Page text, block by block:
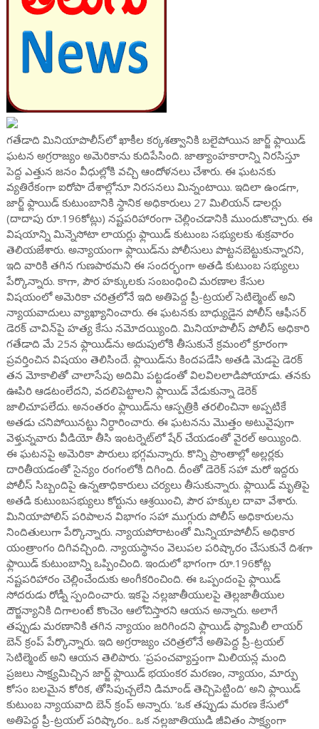
గతేడాది మినియాపొలీస్‌లో ఖాకీల కర్కశత్వానికి బలైపోయిన జార్జ్ ఫ్లాయిడ్
ఘటన అగ్రరాజ్యం అమెరికాను కుదిపేసింది. జాత్యాంహకారాన్ని నిరసిస్తూ
పెద్ద ఎత్తున జనం వీధుల్లోకి వచ్చి ఆందోళనలు చేశారు. ఈ ఘటనకు
వ్యతిరేకంగా ఐరోపా దేశాల్లోనూ నిరసనలు మిన్నంటాయి. ఇదిలా ఉండగా,
జార్జ్ ఫ్లాయిడ్ కుటుంబానికి స్థానిక అధికారులు 27 మిలియన్ డాలర్లు
(దాదాపు రూ.196కోట్లు) నష్టపరిహారంగా చెల్లించడానికి ముందుకొచ్చారు. ఈ
విషయాన్ని మిన్నెసోటా లాయర్లు ఫ్లాయిడ్ కుటుంబ సభ్యులకు శుక్రవారం
తెలియజేశారు. అన్యాయంగా ఫ్లాయిడ్‌ను పోలీసులు పొట్టనబెట్టుకున్నారని,
ఇది వారికి తగిన గుణపాఠమని ఈ సందర్భంగా అతడి కుటుంబ సభ్యులు
పేర్కొన్నారు. కాగా, పౌర హక్కులకు సంబంధించి మరణాల కేసుల
విషయంలో అమెరికా చరిత్రలోనే ఇది అతిపెద్ద ప్రీ-ట్రయల్ సెటిల్మెంట్ అని
న్యాయవాదులు వ్యాఖ్యానించారు. ఈ ఘటనకు బాధ్యుడైన పోలీస్ ఆఫీసర్
డెరక్ చావిన్‌పై హత్య కేసు నమోదయ్యింది. మినియాపొలీస్ పోలీస్ అధికారి
గతేడాది మే 25న ఫ్లాయిడ్‌ను అదుపులోకి తీసుకునే క్రమంలో క్రూరంగా
ప్రవర్తించిన విషయం తెలిసిందే. ఫ్లాయిడ్‌ను కిందపడేసి అతడి మెడపై డెరక్
తన మోకాలితో చాలాసేపు అదిమి పట్టడంతో విలవిలలాడిపోయాడు. తనకు
ఊపిరి ఆడటంలేదని, వదలిపెట్టాలని ఫ్లాయిడ్ వేడుకున్నా డెరెక్
జాలిచూపలేదు. అనంతరం ఫ్లాయిడ్‌ను ఆస్పత్రికి తరలించినా అప్పటికే
అతడు చనిపోయినట్టు నిర్ధారించారు. ఈ ఘటనను మొత్తం అటువైపుగా
వెళ్తున్నవారు వీడియో తీసి ఇంటర్నెట్‌లో షేర్ చేయడంతో వైరల్ అయ్యింది.
ఈ ఘటనపై అమెరికా పౌరులు భగ్గమన్నారు. కొన్ని ప్రాంతాల్లో అల్లర్లకు
దారితీయడంతో సైన్యం రంగంలోకి దిగింది. దీంతో డెరెక్‌ సహా మరో ఇద్దరు
పోలీస్ సిబ్బందిపై ఉన్నతాధికారులు చర్యలు తీసుకున్నారు. ఫ్లాయిడ్ మృతిపై
అతడి కుటుంబసభ్యులు కోర్టును ఆశ్రయించి, పౌర హక్కుల దావా వేశారు.
మినియాపోలిస్‌ పరిపాలన విభాగం సహా ముగ్గురు పోలీస్ అధికారులను
నిందితులుగా పేర్కొన్నారు. న్యాయపోరాటంతో మిన్నియాపోలీస్ అధికార
యంత్రాంగం దిగివచ్చింది. న్యాయస్థానం వెలుపల పరిష్కారం చేసుకునే దిశగా
ఫ్లాయిడ్ కుటుంబాన్ని ఒప్పించింది. ఇందులో భాగంగా రూ.196కోట్ల
నష్టపరిహారం చెల్లించేందుకు అంగీకరించింది. ఈ ఒప్పందంపై ఫ్లాయిడ్
సోదరుడు రోడ్నీ స్పందించారు. ఇకపై నల్లజాతీయులపై తెల్లజాతీయుల
దౌర్జన్యానికి దిగాలంటే కొంచెం ఆలోచిస్తారని ఆయన అన్నారు. అలాగే
తప్పుడు మరణానికి తగిన న్యాయం జరిగిందని ఫ్లాయిడ్ ఫ్యామిలీ లాయర్
బెన్ క్రంప్ పేర్కొన్నారు. ఇది అగ్రరాజ్యం చరిత్రలోనే అతిపెద్ద ప్రీ-ట్రయల్
సెటిల్మెంట్ అని ఆయన తెలిపారు. ‘ప్రపంచవ్యాప్తంగా మిలియన్ల మంది
ప్రజలు సాక్ష్యమిచ్చిన జార్జ్ ఫ్లాయిడ్ భయంకర మరణం, న్యాయం, మార్పు
కోసం బలమైన కోరిక, తోసిపుచ్చలేని డిమాండ్ తెచ్చిపెట్టింది’ అని ఫ్లాయిడ్
కుటుంబ న్యాయవాది బెన్ క్రంప్ అన్నారు. ‘ఒక తప్పుడు మరణ కేసులో
అతిపెద్ద ప్రీ-ట్రయల్ పరిష్కారం.. ఒక నల్లజాతియుడి జీవితం సాక్ష్యంగా